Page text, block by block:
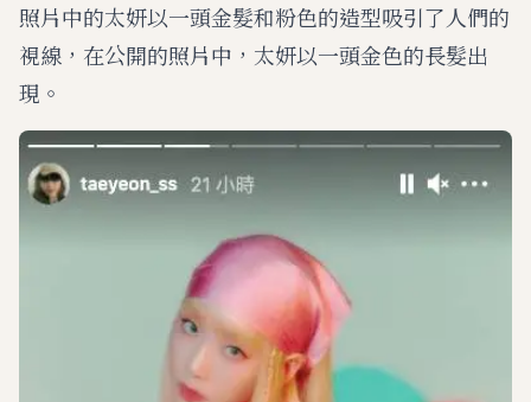
照片中的太妍以一頭金髮和粉色的造型吸引了人們的
視線，在公開的照片中，太妍以一頭金色的長髮出
現。